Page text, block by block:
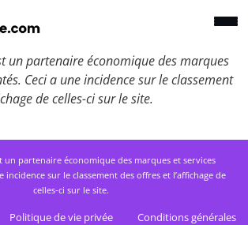
un partenaire économique des marques
Ceci a une incidence sur le classement
de celles-ci sur le site.
un partenaire économique des marques et services
incidence sur le classement des offres et l’affichage de
celles-ci sur le site.
Politique de vie privée
Conditions générales